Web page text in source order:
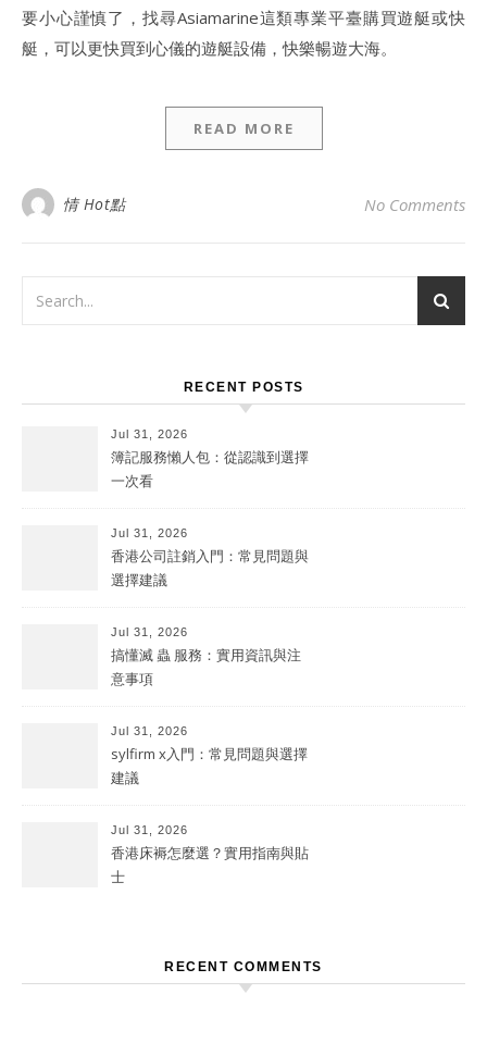
要小心謹慎了，找尋Asiamarine這類專業平臺購買遊艇或快
艇，可以更快買到心儀的遊艇設備，快樂暢遊大海。
READ MORE
情 Hot點 No Comments
RECENT POSTS
Jul 31, 2026
簿記服務懶人包：從認識到選擇
一次看
Jul 31, 2026
香港公司註銷入門：常見問題與
選擇建議
Jul 31, 2026
搞懂滅 蟲 服務：實用資訊與注
意事項
Jul 31, 2026
sylfirm x入門：常見問題與選擇
建議
Jul 31, 2026
香港床褥怎麼選？實用指南與貼
士
RECENT COMMENTS